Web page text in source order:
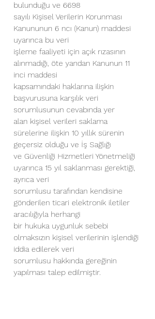
bulunduğu ve 6698
sayılı Kişisel Verilerin Korunması
Kanununun 6 ncı (Kanun) maddesi
uyarınca bu veri
işleme faaliyeti için açık rızasının
alınmadığı, öte yandan Kanunun 11
inci maddesi
kapsamındaki haklarına ilişkin
başvurusuna karşılık veri
sorumlusunun cevabında yer
alan kişisel verileri saklama
sürelerine ilişkin 10 yıllık sürenin
geçersiz olduğu ve İş Sağlığı
ve Güvenliği Hizmetleri Yönetmeliği
uyarınca 15 yıl saklanması gerektiği,
ayrıca veri
sorumlusu tarafından kendisine
gönderilen ticari elektronik iletiler
aracılığıyla herhangi
bir hukuka uygunluk sebebi
olmaksızın kişisel verilerinin işlendiği
iddia edilerek veri
sorumlusu hakkında gereğinin
yapılması talep edilmiştir.